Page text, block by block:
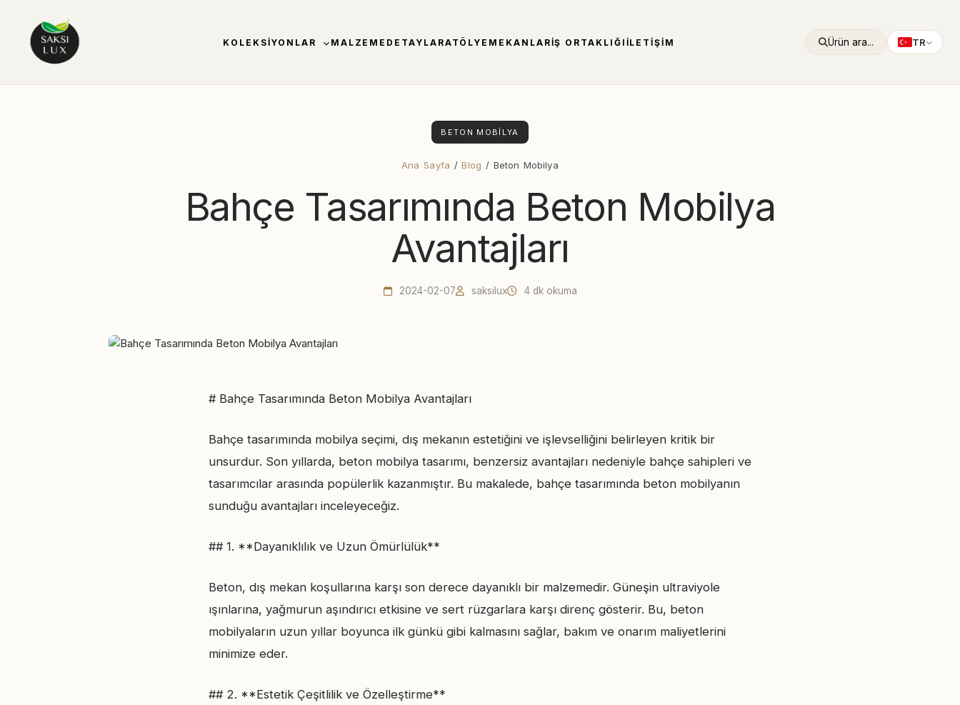
KOLEKSIYONLAR MALZEME DETAYLARATÖLYE MEKANLARİŞ ORTAKLIĞI İLETIŞIM Ürün ara... TR
BETON MOBILYA
Ana Sayfa /Blog / Beton Mobilya
Bahçe Tasarımında Beton Mobilya
Avantajları
2024-02-07 saksilux 4 dk okuma
# Bahçe Tasarımında Beton Mobilya Avantajları
Bahçe tasarımında mobilya seçimi, dış mekanın estetiğini ve işlevselliğini belirleyen kritik bir
unsurdur. Son yıllarda, beton mobilya tasarımı, benzersiz avantajları nedeniyle bahçe sahipleri ve
tasarımcılar arasında popülerlik kazanmıştır. Bu makalede, bahçe tasarımında beton mobilyanın
sunduğu avantajları inceleyeceğiz.
## 1. **Dayanıklılık ve Uzun Ömürlülük**
Beton, dış mekan koşullarına karşı son derece dayanıklı bir malzemedir. Güneşin ultraviyole
ışınlarına, yağmurun aşındırıcı etkisine ve sert rüzgarlara karşı direnç gösterir. Bu, beton
mobilyaların uzun yıllar boyunca ilk günkü gibi kalmasını sağlar, bakım ve onarım maliyetlerini
minimize eder.
## 2. **Estetik Çeşitlilik ve Özelleştirme**